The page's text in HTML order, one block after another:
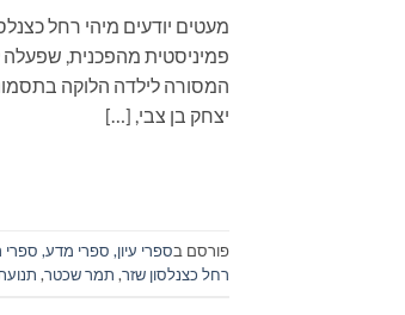
מעטים יודעים מיהי רחל
פמיניסטית מהפכנית,
המסורה לילדה הלוקה
יצחק בן צבי, […]
פורסם בספרי עיון, ספרי מדע, ספרי
רחל כצנלסון שזר, תמר שכטר,